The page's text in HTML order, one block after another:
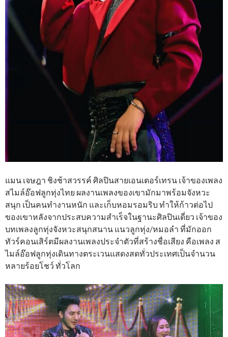
แมน เจษฎา ชิงช้าสวรรค์ ศิลปินสายเอนเตอร์เทรน เจ้าของเพลง
สไมล์อ๊อฟลูกทุ่งไทย ผลงานเพลงของเขามักมาพร้อมจังหวะ
สนุก เป็นคนทำงานหนัก และเก็บหอมรอมริบ ทำให้ก้าวต่อไป
ของเขาหลังจากประสบความสำเร็จในฐานะศิลปินเดี่ยว เจ้าของ
บทเพลงลูกทุ่งจังหวะสนุกสนาน แนวลูกทุ่ง/หมอลำ ที่มักออก
ทัวร์คอนเสิร์ตมีผลงานเพลงประจำตัวที่สร้างชื่อเสียง คือเพลง ส
ไมล์อ๊อฟลูกทุ่งเดินทางตระเวนแสดงสดทั่วประเทศเป็นจำนวน
หลายร้อยโชว์ ทั่วโลก